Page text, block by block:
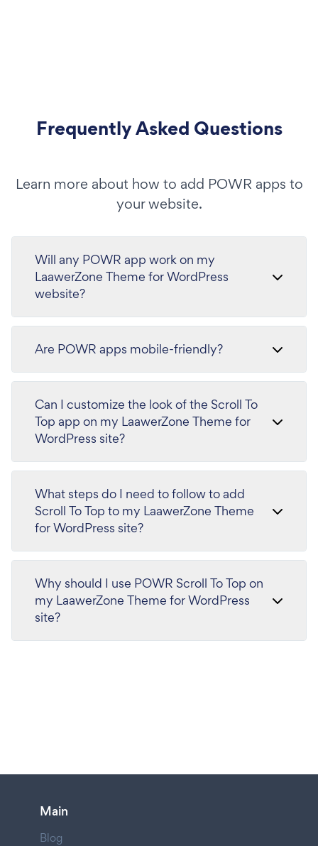
Frequently Asked Questions
Learn more about how to add POWR apps to
your website.
Will any POWR app work on my
LaawerZone Theme for WordPress
website?
Are POWR apps mobile-friendly?
Can I customize the look of the Scroll To
Top app on my LaawerZone Theme for
WordPress site?
What steps do I need to follow to add
Scroll To Top to my LaawerZone Theme
for WordPress site?
Why should I use POWR Scroll To Top on
my LaawerZone Theme for WordPress
site?
Main
Blog